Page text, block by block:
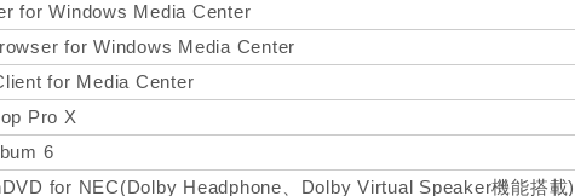
for Windows Media Center
for Windows Media Center
for Media Center
Pro X
6
for NEC(Dolby Headphone、Dolby Virtual Speaker機能搭載)